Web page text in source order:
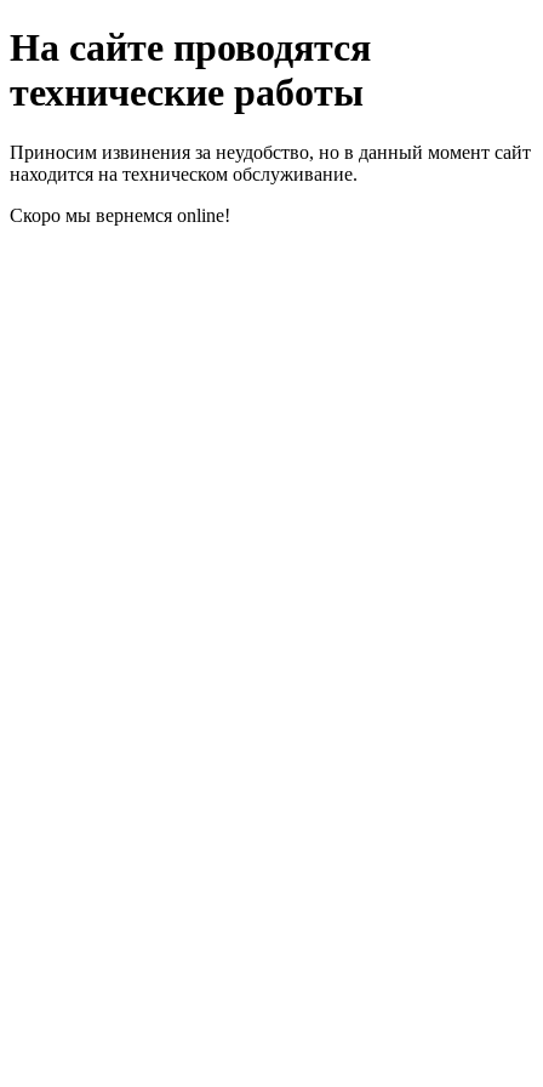
На сайте проводятся
технические работы
Приносим извинения за неудобство, но в данный момент сайт
находится на техническом обслуживание.
Скоро мы вернемся online!